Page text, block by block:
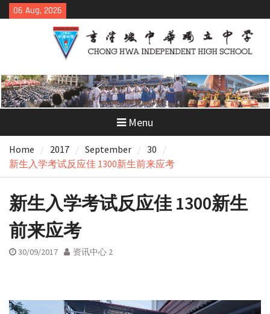
Skip
to
06 Aug, 2026
Menu
Home 2017 September
30
新生入学考试反应佳 1300新生前来应考
新生入学考试反应佳 1300新生
前来应考
30/09/2017 资讯中心 2